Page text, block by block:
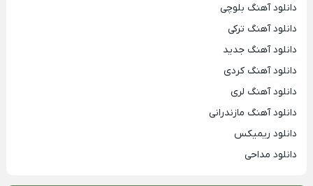
دانلود آهنگ بلوچی
دانلود آهنگ ترکی
دانلود آهنگ جدید
دانلود آهنگ کردی
دانلود آهنگ لری
دانلود آهنگ مازندرانی
دانلود ریمیکس
دانلود مداحی